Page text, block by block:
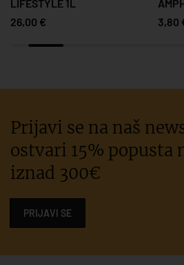
LIFESTYLE 1L
26,00 €
3,80
Prijavi se na naš
ostvari 15% popusta
iznad 300€
PRIJAVI SE